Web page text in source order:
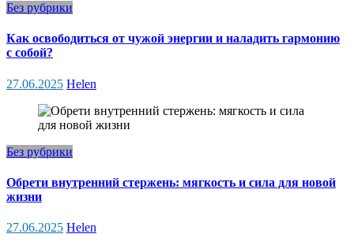
Без рубрики
Как освободиться от чужой энергии и наладить гармонию
с собой?
27.06.2025 Helen
Без рубрики
Обрети внутренний стержень: мягкость и сила для новой
жизни
27.06.2025 Helen